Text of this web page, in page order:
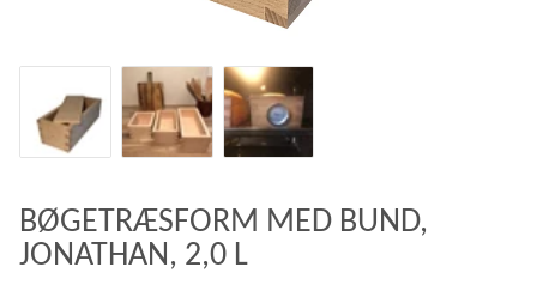
BØGETRÆSFORM MED BUND,
JONATHAN, 2,0 L